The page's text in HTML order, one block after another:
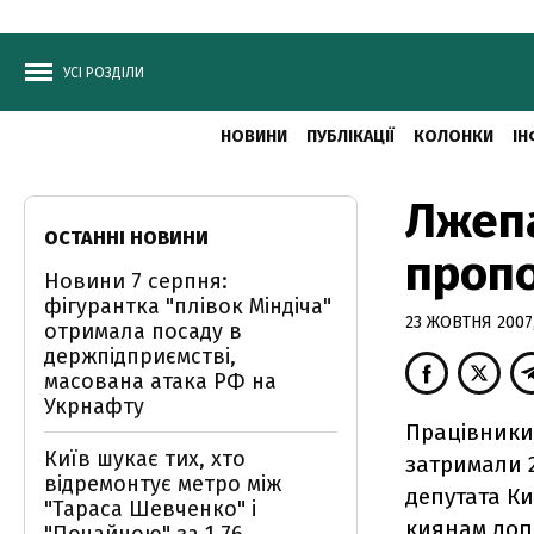
УСІ РОЗДІЛИ
НОВИНИ ПУБЛІКАЦІЇ КОЛОНКИ
23 ЖОВТНЯ
затримали
депутата
ОСТАННІ НОВИНИ
Новини 7 серпня:
фігурантка "плівок Міндіча"
отримала посаду в
держпідприємстві,
масована атака РФ на
Укрнафту
Київ шукає тих, хто
відремонтує метро між
"Тараса Шевченко" і